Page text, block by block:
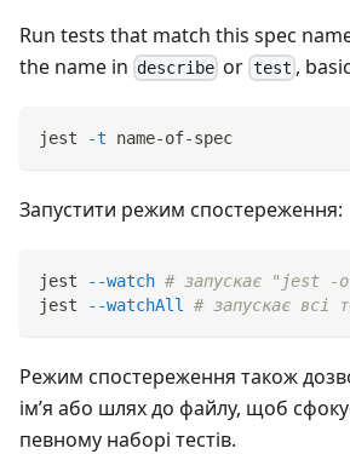
Run tests that match this spec
the name in describe or test ,
jest -t name-of-spec
Запустити режим спостереження:
jest --watch # запускає "jest -
jest
--watchAll # запускає всі
Режим спостереження також
ім’я або шлях до файлу, щоб
певному наборі тестів.